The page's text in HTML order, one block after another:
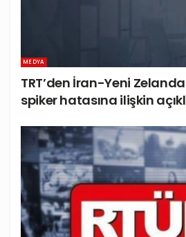
MEDYA
TRT’den İran-Yeni
spiker hatasına ilişkin